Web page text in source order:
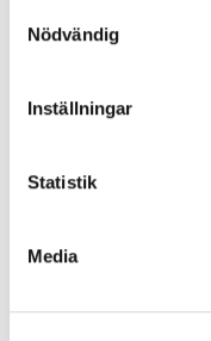
Nödvändig
Inställningar
Statistik
Media
Gnagare